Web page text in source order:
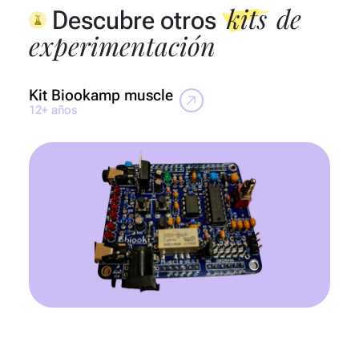
Descubre otroskits de
experimentación
Kit Biookamp muscle
12+ años